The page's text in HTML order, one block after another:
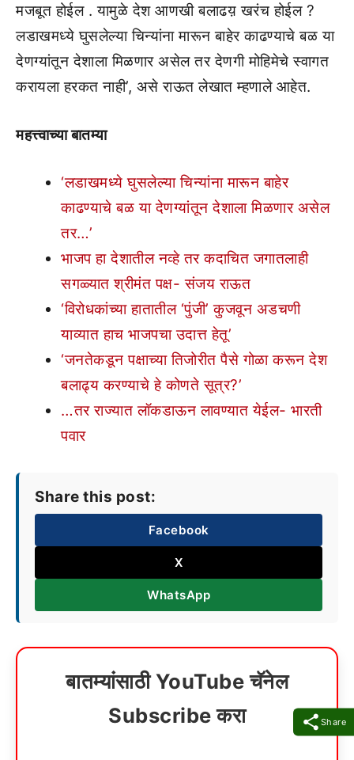
Share
मजबूत होईल . यामुळे देश आणखी बलाढय़ खरंच होईल ?
लडाखमध्ये घुसलेल्या चिन्यांना मारून बाहेर काढण्याचे बळ या
देणग्यांतून देशाला मिळणार असेल तर देणगी मोहिमेचे स्वागत
करायला हरकत नाही’, असे राऊत लेखात म्हणाले आहेत.
महत्त्वाच्या बातम्या
‘लडाखमध्ये घुसलेल्या चिन्यांना मारून बाहेर
काढण्याचे बळ या देणग्यांतून देशाला मिळणार असेल
तर…’
भाजप हा देशातील नव्हे तर कदाचित जगातलाही
सगळ्यात श्रीमंत पक्ष- संजय राऊत
‘विरोधकांच्या हातातील ‘पुंजी’ कुजवून अडचणी
याव्यात हाच भाजपचा उदात्त हेतू’
‘जनतेकडून पक्षाच्या तिजोरीत पैसे गोळा करून देश
बलाढ्य करण्याचे हे कोणते सूत्र?’
…तर राज्यात लॉकडाऊन लावण्यात येईल- भारती
पवार
Share this post:
Facebook
X
WhatsApp
बातम्यांसाठी YouTube चॅनेल
Subscribe करा